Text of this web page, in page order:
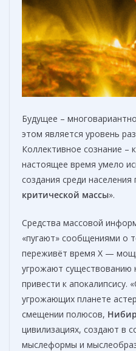
Будущее –
этом является уровень
Коллективное сознание –
настоящее время умело
создания среди населения
критической массы».
Средства массовой
«пугают» сообщениями о
переживёт время Х —
угрожают существованию
привести к апокалипсису.
угрожающих планете
смещении полюсов,
цивилизациях, создают в
мыслеформы и